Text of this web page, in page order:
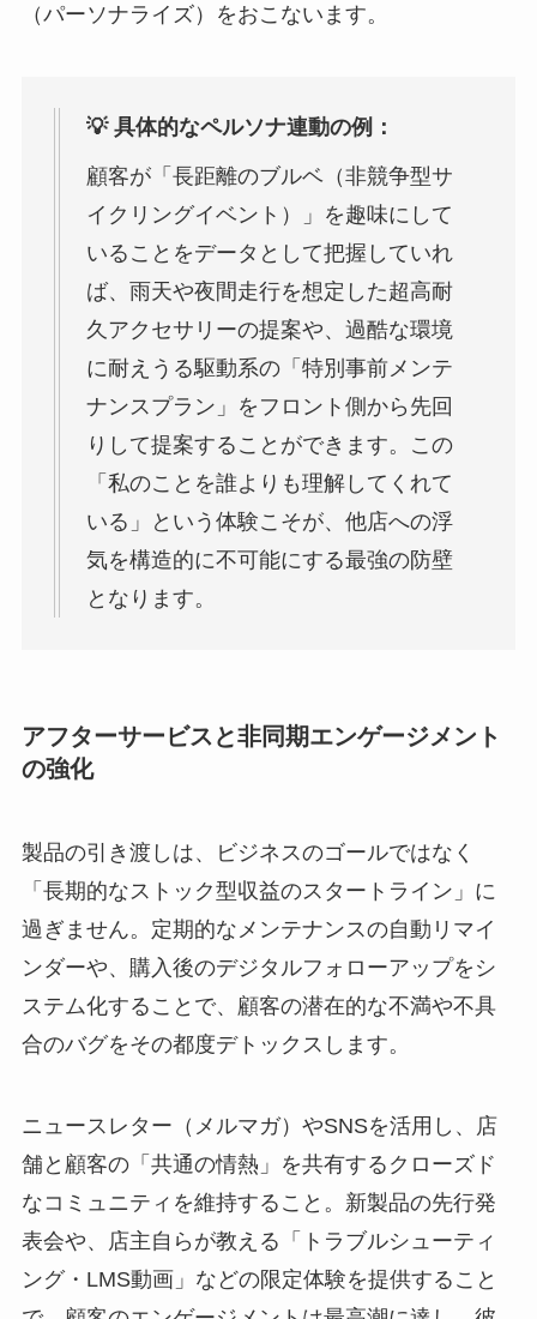
（パーソナライズ）をおこないます。
💡 具体的なペルソナ連動の例：
顧客が「長距離のブルベ（非競争型サ
イクリングイベント）」を趣味にして
いることをデータとして把握していれ
ば、雨天や夜間走行を想定した超高耐
久アクセサリーの提案や、過酷な環境
に耐えうる駆動系の「特別事前メンテ
ナンスプラン」をフロント側から先回
りして提案することができます。この
「私のことを誰よりも理解してくれて
いる」という体験こそが、他店への浮
気を構造的に不可能にする最強の防壁
となります。
アフターサービスと非同期エンゲージメント
の強化
製品の引き渡しは、ビジネスのゴールではなく
「長期的なストック型収益のスタートライン」に
過ぎません。定期的なメンテナンスの自動リマイ
ンダーや、購入後のデジタルフォローアップをシ
ステム化することで、顧客の潜在的な不満や不具
合のバグをその都度デトックスします。
ニュースレター（メルマガ）やSNSを活用し、店
舗と顧客の「共通の情熱」を共有するクローズド
なコミュニティを維持すること。新製品の先行発
表会や、店主自らが教える「トラブルシューティ
ング・LMS動画」などの限定体験を提供すること